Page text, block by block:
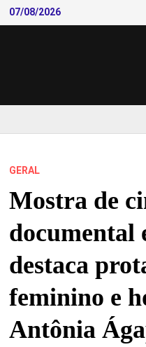
Skip
to
07/08/2026
GERAL
Mostra de
documental
destaca
feminino e
Antônia